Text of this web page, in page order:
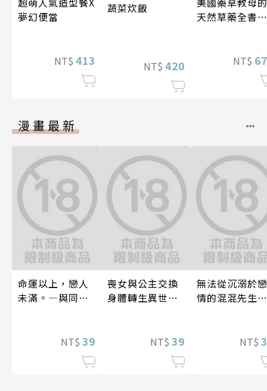
夢幻便當
NT$ 413
蔬菜炊飯
NT$ 420
天然草藥全書
NT$
漫畫最新
命運以上，戀人
未滿。―與同期α
NT$ 39
喪女與公主交換
身體轉生異世界
NT$ 39
無法從沉溺於戀
情的混混先生
NT$